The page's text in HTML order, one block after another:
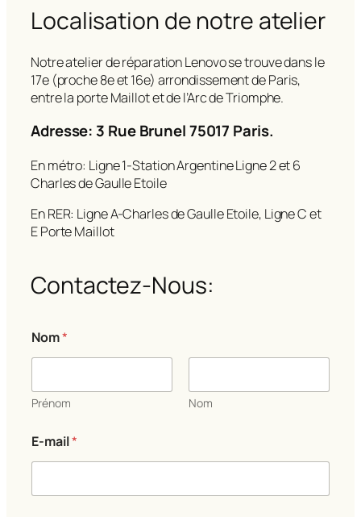
Localisation de notre atelier
Notre atelier de réparation Lenovo se trouve dans le
17e (proche 8e et 16e) arrondissement de Paris,
entre la porte Maillot et de l’Arc de Triomphe.
Adresse: 3 Rue Brunel 75017 Paris.
En métro: Ligne 1-Station Argentine Ligne 2 et 6
Charles de Gaulle Etoile
En RER: Ligne A-Charles de Gaulle Etoile, Ligne C et
E Porte Maillot
Contactez-Nous:
Nom*
Prénom Nom
o
u
E-mail*